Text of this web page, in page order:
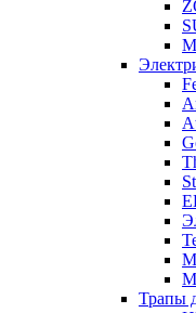
Трапы